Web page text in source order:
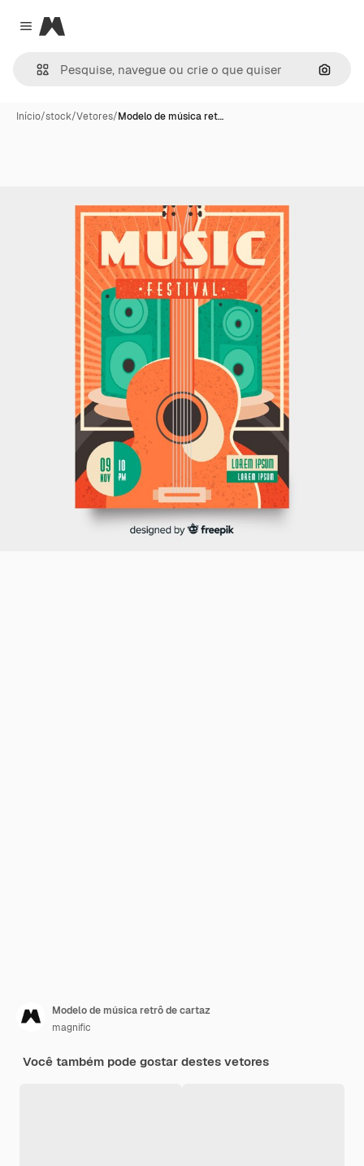
Close menu
Magnific
Início/stock/Vetores/Modelo de música ret…
Modelo de música retrô de cartaz
magnific
Você também pode gostar destes vetores